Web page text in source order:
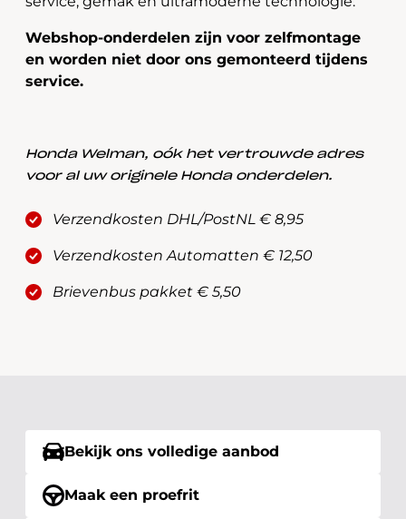
Webshop-onderdelen zijn voor zelfmontage
en worden niet door ons gemonteerd tijdens
service.
Honda Welman, oók het vertrouwde adres
voor al uw originele Honda onderdelen.
Verzendkosten DHL/PostNL € 8,95
Verzendkosten Automatten € 12,50
Brievenbus pakket € 5,50
Bekijk ons volledige aanbod
Maak een proefrit